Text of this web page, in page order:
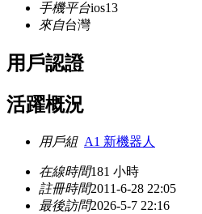
手機平台ios13
來自台灣
用戶認證
活躍概況
用戶組 A1 新機器人
在線時間181 小時
註冊時間2011-6-28 22:05
最後訪問2026-5-7 22:16